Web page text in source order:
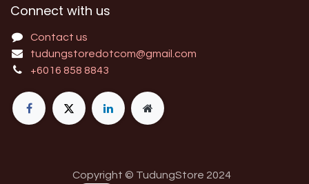
Connect with us
Contact us
tudungstoredotcom@gmail.com
+6016 858 8843
Copyright © TudungStore 2024